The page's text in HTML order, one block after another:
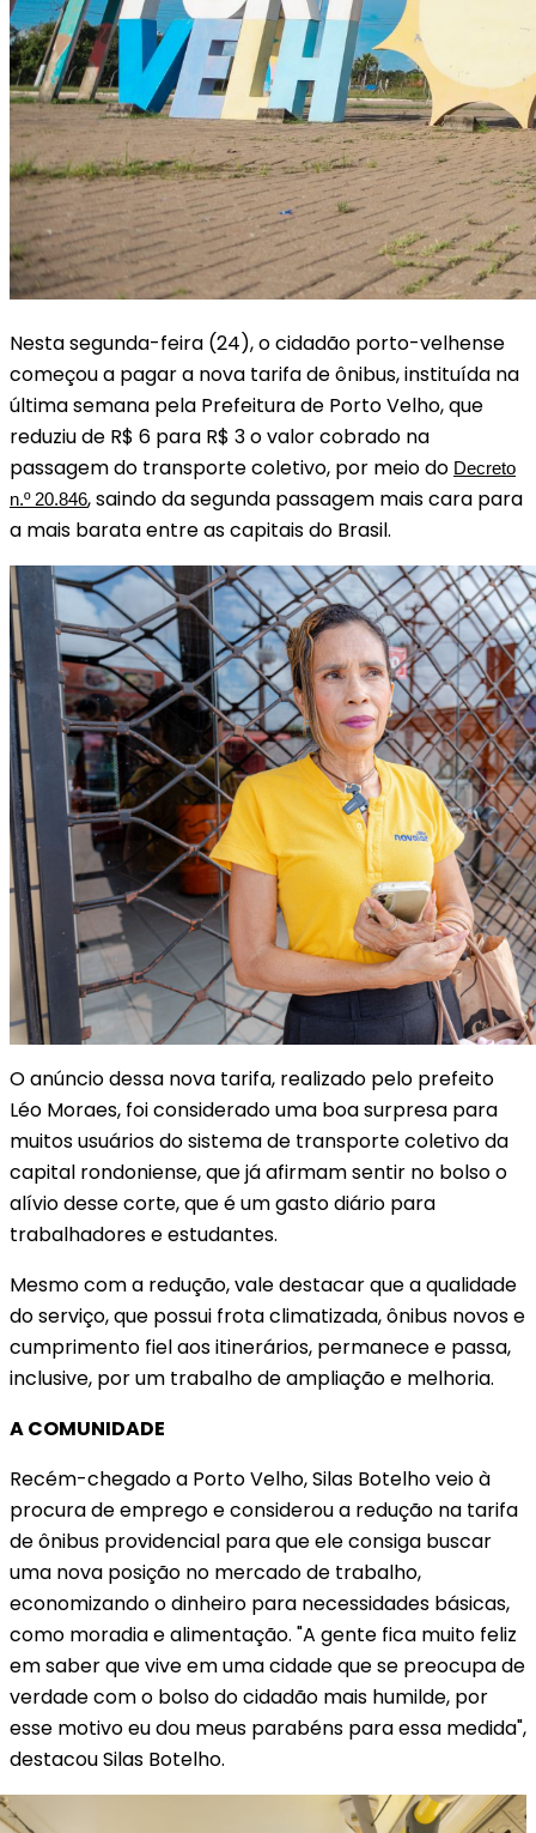
Nesta segunda-feira (24), o cidadão porto-velhense
começou a pagar a nova tarifa de ônibus, instituída na
última semana pela Prefeitura de Porto Velho, que
reduziu de R$ 6 para R$ 3 o valor cobrado na
passagem do transporte coletivo, por meio do Decreto
n.º 20.846, saindo da segunda passagem mais cara para
a mais barata entre as capitais do Brasil.
O anúncio dessa nova tarifa, realizado pelo prefeito
Léo Moraes, foi considerado uma boa surpresa para
muitos usuários do sistema de transporte coletivo da
capital rondoniense, que já afirmam sentir no bolso o
alívio desse corte, que é um gasto diário para
trabalhadores e estudantes.
Mesmo com a redução, vale destacar que a qualidade
do serviço, que possui frota climatizada, ônibus novos e
cumprimento fiel aos itinerários, permanece e passa,
inclusive, por um trabalho de ampliação e melhoria.
A COMUNIDADE
Recém-chegado a Porto Velho, Silas Botelho veio à
procura de emprego e considerou a redução na tarifa
de ônibus providencial para que ele consiga buscar
uma nova posição no mercado de trabalho,
economizando o dinheiro para necessidades básicas,
como moradia e alimentação. "A gente fica muito feliz
em saber que vive em uma cidade que se preocupa de
verdade com o bolso do cidadão mais humilde, por
esse motivo eu dou meus parabéns para essa medida",
destacou Silas Botelho.